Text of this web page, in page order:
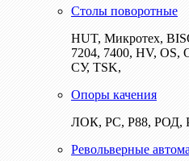
Столы поворотные
HUT, Микротех,
7204, 7400, HV,
СУ, TSK,
Опоры качения
ЛОК, РС, Р88, РОД,
Револьверные